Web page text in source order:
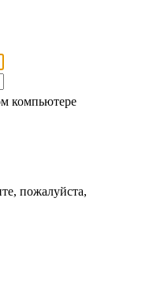
компьютере
пожалуйста,